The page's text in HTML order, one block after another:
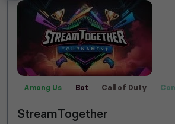
Among Us Bot Call of Duty
Publicité
Rencontre
StreamTogether